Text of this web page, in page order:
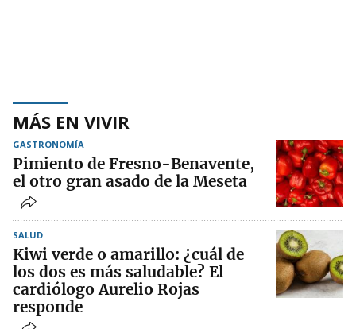
MÁS EN VIVIR
GASTRONOMÍA
Pimiento de Fresno-Benavente,
el otro gran asado de la Meseta
SALUD
Kiwi verde o amarillo: ¿cuál de
los dos es más saludable? El
cardiólogo Aurelio Rojas
responde